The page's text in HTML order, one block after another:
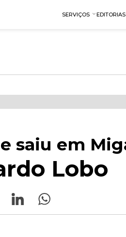
SERVIÇOS EDITORIAS
saiu em
Lobo